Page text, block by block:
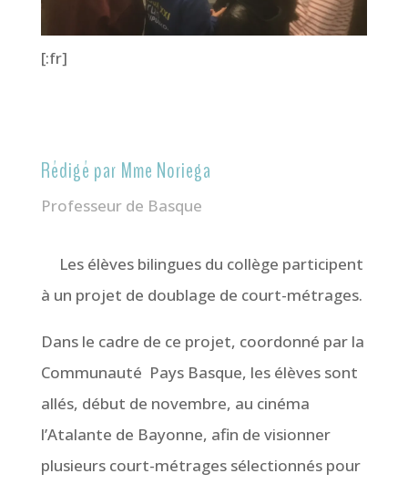
[:fr]
Rédigé par Mme Noriega
Professeur de Basque
Les élèves bilingues du collège participent
à un projet de doublage de court-métrages.
Dans le cadre de ce projet, coordonné par la
Communauté Pays Basque, les élèves sont
allés, début de novembre, au cinéma
l’Atalante de Bayonne, afin de visionner
plusieurs court-métrages sélectionnés pour